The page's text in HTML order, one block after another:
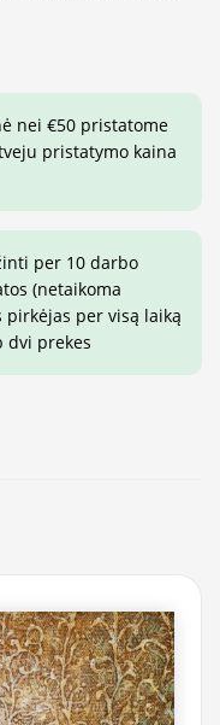
nei €50 pristatome
pristatymo kaina
per 10 darbo
(netaikoma
pirkėjas per visą laiką
dvi prekes